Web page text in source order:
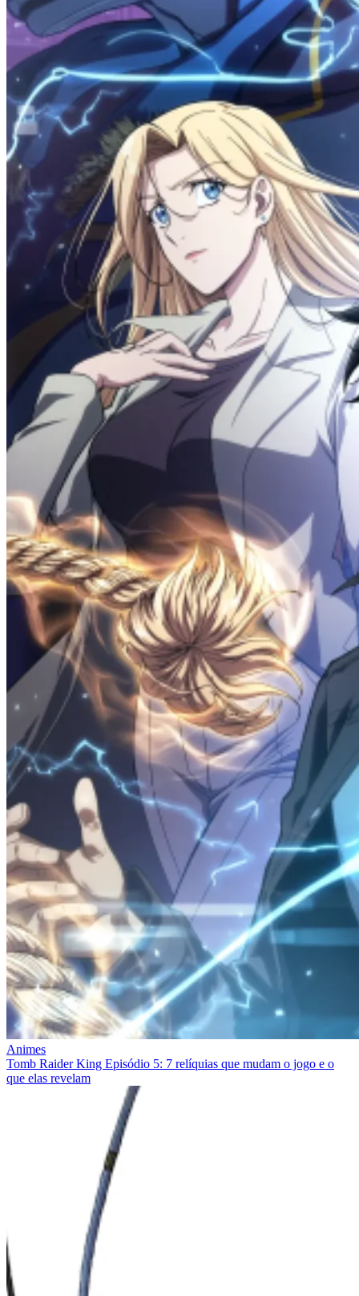
Animes
Tomb Raider King Episódio 5: 7 relíquias que mudam o jogo e o
que elas revelam